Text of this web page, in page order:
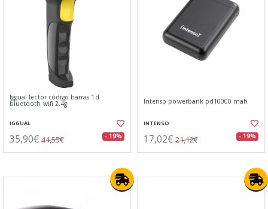
Iggual lector código barras 1d
bluetooth wifi 2.4g
IGGUAL
35,90€ 44,55€ - 19%
Intenso powerbank pd10000 mah
INTENSO
17,02€ 21,12€ - 19%